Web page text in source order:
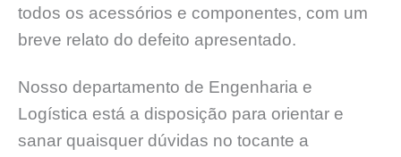
todos os acessórios e componentes, com um
breve relato do defeito apresentado.
Nosso departamento de Engenharia e
Logística está a disposição para orientar e
sanar quaisquer dúvidas no tocante a